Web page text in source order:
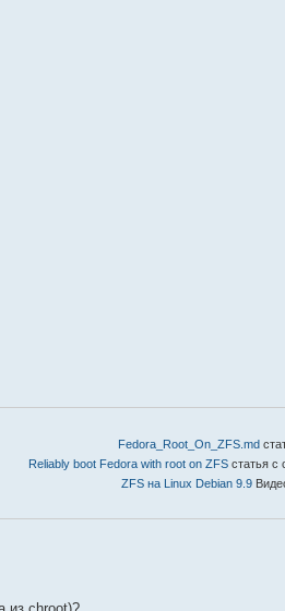
Fedora_Root_On_ZFS.md
Reliably boot Fedora with root on ZFSстатья с
ZFS на Linux Debian 9.9